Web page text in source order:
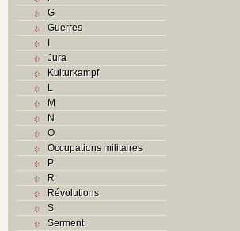
G
Guerres
I
Jura
Kulturkampf
L
M
N
O
Occupations militaires
P
R
Révolutions
S
Serment